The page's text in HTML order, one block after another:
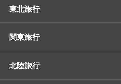
東北旅行
関東旅行
北陸旅行